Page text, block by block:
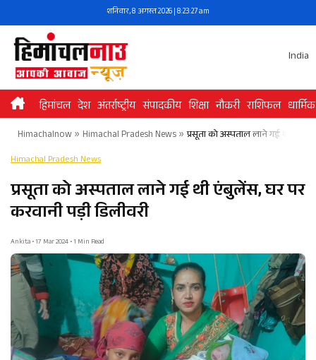
to
content
शनिवार, 8 अगस्त 2026 | 8:23:27 am
India
हिमांचल देश अंतर्राष्ट्रीय संपादकीय शिक्षा नौकरी राशिफल धार्मिक
Himachalnow» Himachal Pradesh News» प्रसूता को अस्पताल लाने गई थी
Himachal Pradesh News
प्रसूता को अस्पताल लाने गई थी एंबुलेंस, घर पर
करवानी पड़ी डिलीवरी
Ankita • 17 Mar 2024 • 1 Min Read